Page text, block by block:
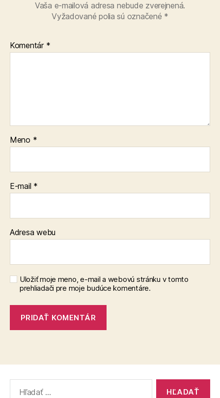
Vaša e-mailová adresa nebude zverejnená.
Vyžadované polia sú označené *
Komentár *
Meno *
E-mail *
Adresa webu
Uložiť moje meno, e-mail a webovú stránku v tomto
prehliadači pre moje budúce komentáre.